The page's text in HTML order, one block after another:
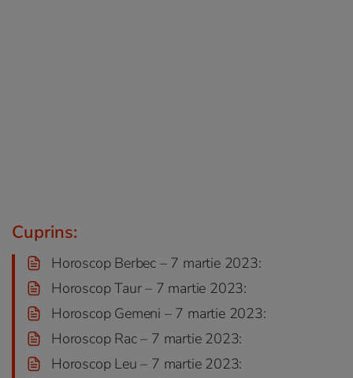
Cuprins:
Horoscop Berbec – 7 martie 2023:
Horoscop Taur – 7 martie 2023:
Horoscop Gemeni – 7 martie 2023:
Horoscop Rac – 7 martie 2023:
Horoscop Leu – 7 martie 2023: